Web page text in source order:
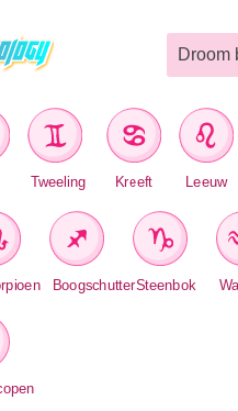
Droom
Tweeling Kreeft Leeuw
BoogschutterSteenbok